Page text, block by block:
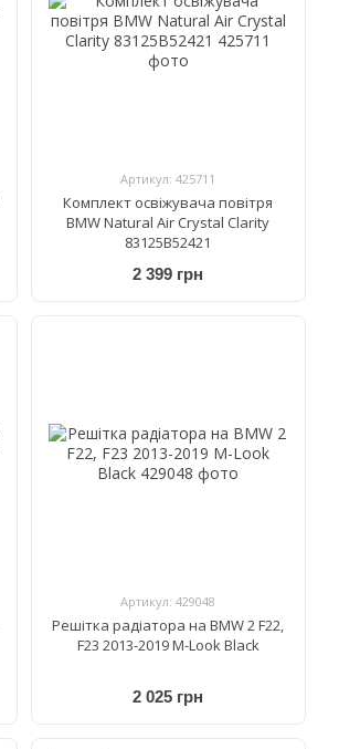
Артикул: 425711
Комплект освіжувача повітря
BMW Natural Air Crystal Clarity
83125B52421
2 399 грн
Артикул: 429048
Решітка радіатора на BMW 2 F22,
F23 2013-2019 M-Look Black
2 025 грн